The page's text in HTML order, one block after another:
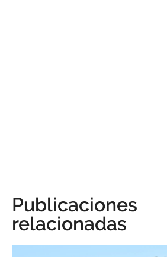
Publicaciones
relacionadas